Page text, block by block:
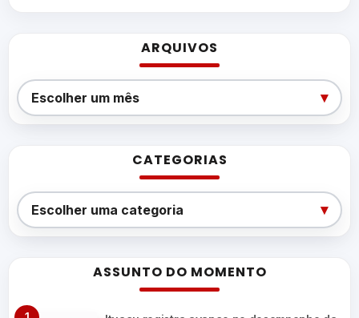
ARQUIVOS
Arquivos
Escolher um mês ▾
CATEGORIAS
Categorias
Escolher uma categoria ▾
ASSUNTO DO MOMENTO